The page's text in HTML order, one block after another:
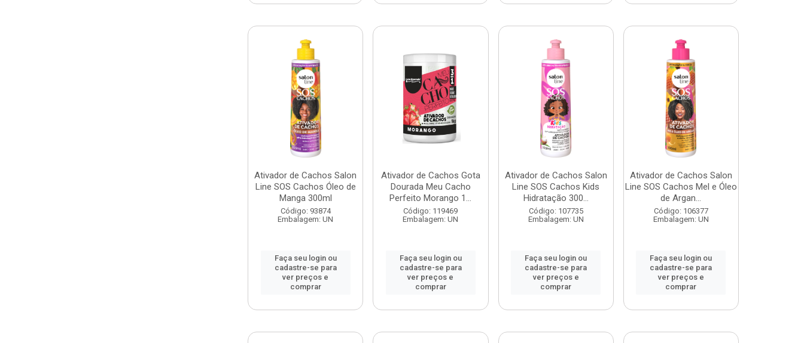
Ativador de Cachos Salon
Line SOS Cachos Óleo de
Manga 300ml
Código: 93874
Embalagem: UN
Faça seu login ou
cadastre-se para
ver preços e
comprar
Ativador de Cachos Gota
Dourada Meu Cacho
Perfeito Morango 1...
Código: 119469
Embalagem: UN
Faça seu login ou
cadastre-se para
ver preços e
comprar
Ativador de Cachos Salon
Line SOS Cachos Kids
Hidratação 300...
Código: 107735
Embalagem: UN
Faça seu login ou
cadastre-se para
ver preços e
comprar
Ativador de Cachos Salon
Line SOS Cachos Mel e Óleo
de Argan...
Código: 106377
Embalagem: UN
Faça seu login ou
cadastre-se para
ver preços e
comprar